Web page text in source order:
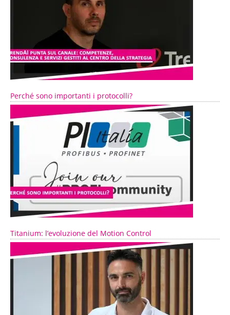
Perché sono importanti i protocolli?
Titanium: l’evoluzione del Motion Control